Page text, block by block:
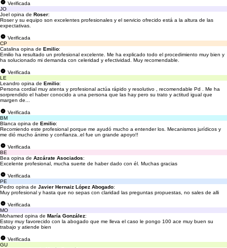
Verificada
JO
Joel opina de Roser:
Roser y su equipo son excelentes profesionales y el servicio ofrecido está a la altura de las
expectativas.
Verificada
CP
Catalina opina de Emilio:
Emilio ha resultado un profesional excelente. Me ha explicado todo el procedimiento muy bien y
ha solucionado mi demanda con celeridad y efectividad. Muy recomendable.
Verificada
LE
Leandro opina de Emilio:
Persona cordial muy atenta y profesional actúa rápido y resolutivo , recomendable Pd . Me ha
sorprendido el haber conocido a una persona que las hay pero su trato y actitud igual que
margen de...
Verificada
BM
Blanca opina de Emilio:
Recomiendo este profesional porque me ayudó mucho a entender los. Mecanismos jurídicos y
me dió mucho ánimo y confianza..el fue un grande apoyo!!
Verificada
BE
Bea opina de Azcárate Asociados:
Excelente profesional, mucha suerte de haber dado con él. Muchas gracias
Verificada
PE
Pedro opina de Javier Hernaiz López Abogado:
Muy profesional y hasta que no sepas con claridad las preguntas propuestas, no sales de alli
Verificada
MO
Mohamed opina de María González:
Estoy muy favorecido con la abogado que me lleva el caso le pongo 100 ace muy buen su
trabajo y atiende bien
Verificada
GU